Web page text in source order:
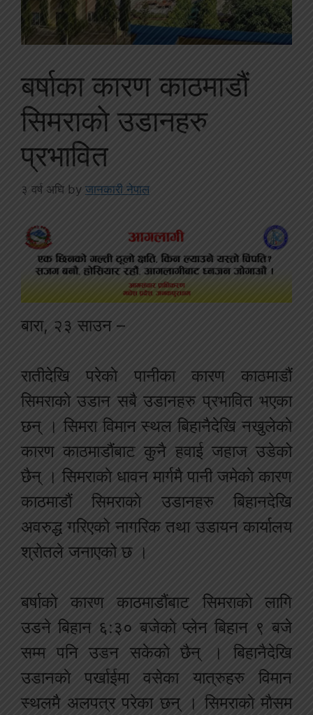
बर्षाका कारण काठमाडौं
सिमराकाे उडानहरु
प्रभावित
३ वर्ष अघि by जानकारी नेपाल
बारा, २३ साउन –
रातीदेखि परेकाे पानीका कारण काठमाडौं
सिमराकाे उडान सबै उडानहरु प्रभावित भएका
छन् । सिमरा विमान स्थल बिहानैदेखि नखुलेकाे
कारण काठमाडौंबाट कुनै हवाई जहाज उडेको
छैन् । सिमराकाे धावन मार्गमै पानी जमेकाे कारण
काठमाडौं सिमराकाे उडानहरु बिहानदेखि
अवरुद्ध गरिएको नागरिक तथा उडायन कार्यालय
श्रोतले जनाएको छ ।
बर्षाकाे कारण काठमाडौंबाट सिमराकाे लागि
उडने बिहान ६:३० बजेकाे प्लेन बिहान ९ बजे
सम्म पनि उडन सकेकाे छैन् । बिहानैदेखि
उडानकाे पर्खाईमा वसेका यात्रुहरु विमान
स्थलमै अलपत्र परेका छन् । सिमराकाे माैसम